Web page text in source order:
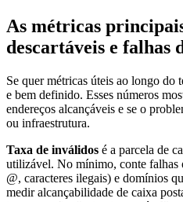
As métricas
descartáveis e falhas
Se quer métricas úteis ao longo do
e bem definido. Esses números
endereços alcançáveis e se o
ou infraestrutura.
Taxa de inválidos é a parcela de
utilizável. No mínimo, conte falhas
@, caracteres ilegais) e domínios
medir alcançabilidade de caixa